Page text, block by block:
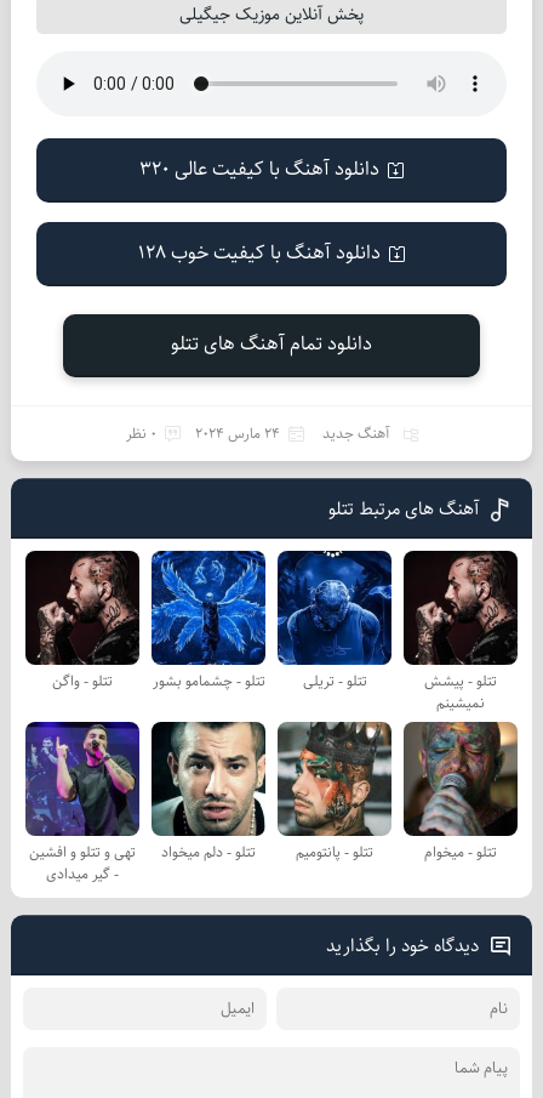
پخش آنلاین موزیک جیگیلی
دانلود آهنگ با کیفیت عالی 320
دانلود آهنگ با کیفیت خوب 128
دانلود تمام آهنگ های تتلو
آهنگ جدید 24 مارس 2024 0 نظر
آهنگ های مرتبط تتلو
تتلو - پیشش
نمیشینم
تتلو - تریلی تتلو - چشمامو بشور تتلو - واگن
تتلو - میخوام تتلو - پانتومیم تتلو - دلم میخواد
تهی و تتلو و افشین
- گیر میدادی
دیدگاه خود را بگذارید